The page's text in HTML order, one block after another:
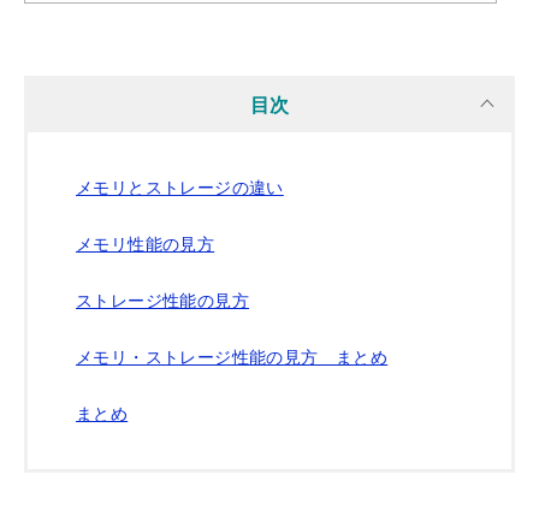
目次
メモリとストレージの違い
メモリ性能の見方
ストレージ性能の見方
メモリ・ストレージ性能の見方 まとめ
まとめ